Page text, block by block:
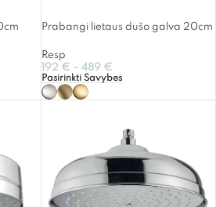
Prabangi lietaus dušo galva 20cm
Resp
192 € – 489 €
Pasirinkti Savybes